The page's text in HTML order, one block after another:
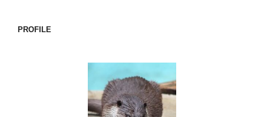
ン
PROFILE